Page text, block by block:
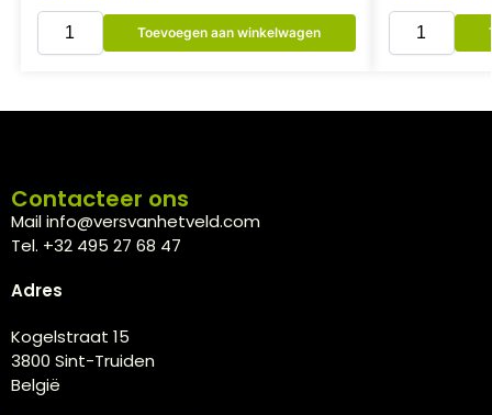
Toevoegen aan winkelwagen
Contacteer ons
Mail info@versvanhetveld.com
Tel. +32 495 27 68 47
Adres
Kogelstraat 15
3800 Sint-Truiden
België